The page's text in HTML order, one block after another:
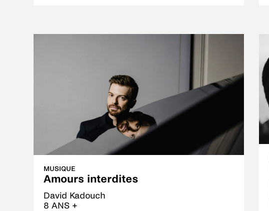
MUSIQUE
Amours interdites
David Kadouch
8 ANS +